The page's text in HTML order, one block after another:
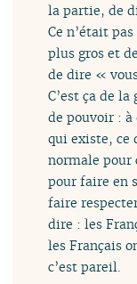
la partie, de
Ce n’était
plus gros et
de dire «
C’est ça de
de pouvoir :
qui existe, ce
normale pour
pour faire en
faire
dire : les
les Français
c’est pareil.